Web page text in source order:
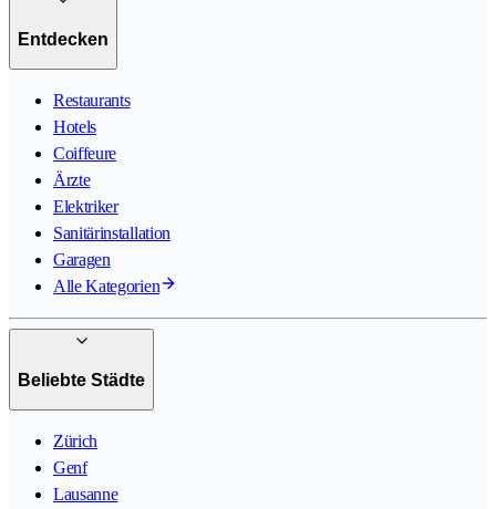
Entdecken
Restaurants
Hotels
Coiffeure
Ärzte
Elektriker
Sanitärinstallation
Garagen
Alle Kategorien
Beliebte Städte
Zürich
Genf
Lausanne